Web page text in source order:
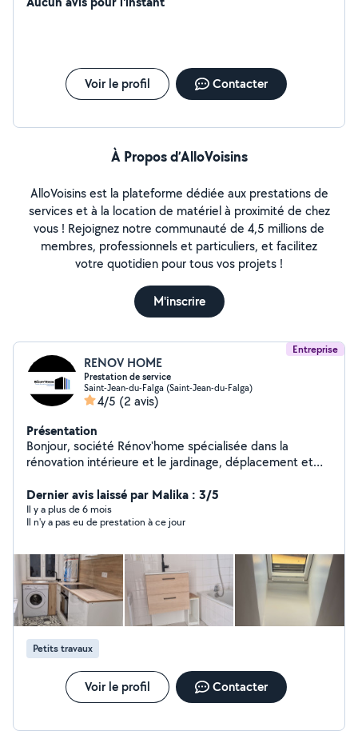
Voir le profil Contacter
À Propos d’AlloVoisins
AlloVoisins est la plateforme dédiée aux prestations de
services et à la location de matériel à proximité de chez
vous ! Rejoignez notre communauté de 4,5 millions de
membres, professionnels et particuliers, et facilitez
votre quotidien pour tous vos projets !
M'inscrire
Entreprise
RENOV HOME
Prestation de service
Saint-Jean-du-Falga (Saint-Jean-du-Falga)
4/5 (2 avis)
Présentation
Bonjour, société Rénov'home spécialisée dans la
rénovation intérieure et le jardinage, déplacement et
Dernier avis laissé par Malika : 3/5
Il y a plus de 6 mois
Il n'y a pas eu de prestation à ce jour
Petits travaux
Voir le profil Contacter